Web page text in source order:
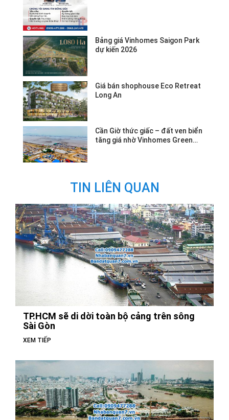
Bảng giá Vinhomes Saigon Park
dự kiến 2026
Giá bán shophouse Eco Retreat
Long An
Cần Giờ thức giấc – đất ven biển
tăng giá nhờ Vinhomes Green
TIN LIÊN QUAN
TP.HCM sẽ di dời toàn bộ cảng trên sông
Sài Gòn
XEM TIẾP